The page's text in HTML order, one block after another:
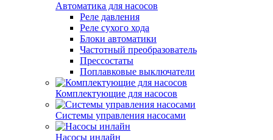
Автоматика для насосов
Реле давления
Реле сухого хода
Блоки автоматики
Частотный преобразователь
Прессостаты
Поплавковые выключатели
Комплектующие для насосов
Системы управления насосами
Насосы инлайн